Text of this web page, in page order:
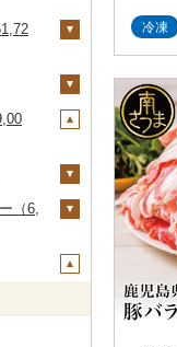
6,77
）
）
）
（2,
）
品
（7,
品
）
）
）
（2,
）
）
スカ
（1,
）
（2,
）
4,33
1,11
）
）
）
）
ーク
）
）
（3,
94
ータ
ー豆
）
グ
1,62
オレ
3,17
3,61
グ
）
）
）
）
）
（6,
冷凍